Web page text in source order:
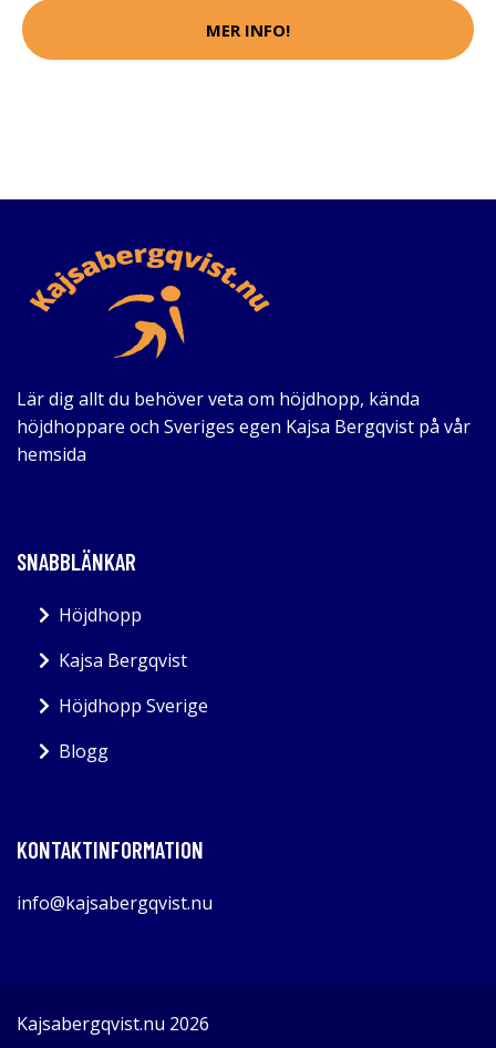
MER INFO!
Lär dig allt du behöver veta om höjdhopp, kända
höjdhoppare och Sveriges egen Kajsa Bergqvist på vår
hemsida
SNABBLÄNKAR
Höjdhopp
Kajsa Bergqvist
Höjdhopp Sverige
Blogg
KONTAKTINFORMATION
info@kajsabergqvist.nu
Kajsabergqvist.nu 2026